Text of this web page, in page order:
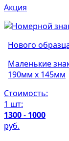
Акция
Нового
Маленькие
190мм х 145мм
Стоимость:
1 шт:
1300- 1000
руб.